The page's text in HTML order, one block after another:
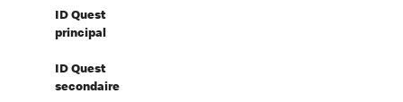
ID Quest
principal
ID Quest
secondaire